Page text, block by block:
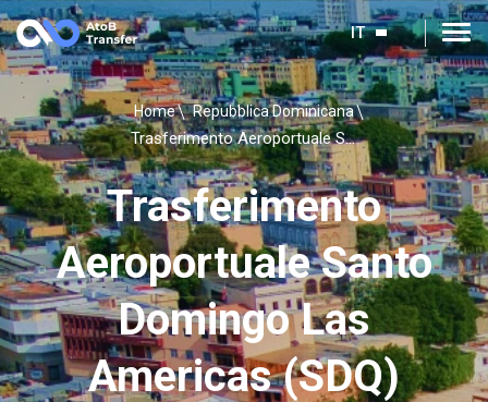
IT
Home Repubblica Dominicana
Trasferimento Aeroportuale Santo Domingo Las Americas (SDQ)
Trasferimento
Aeroportuale Santo
Domingo Las
Americas (SDQ)